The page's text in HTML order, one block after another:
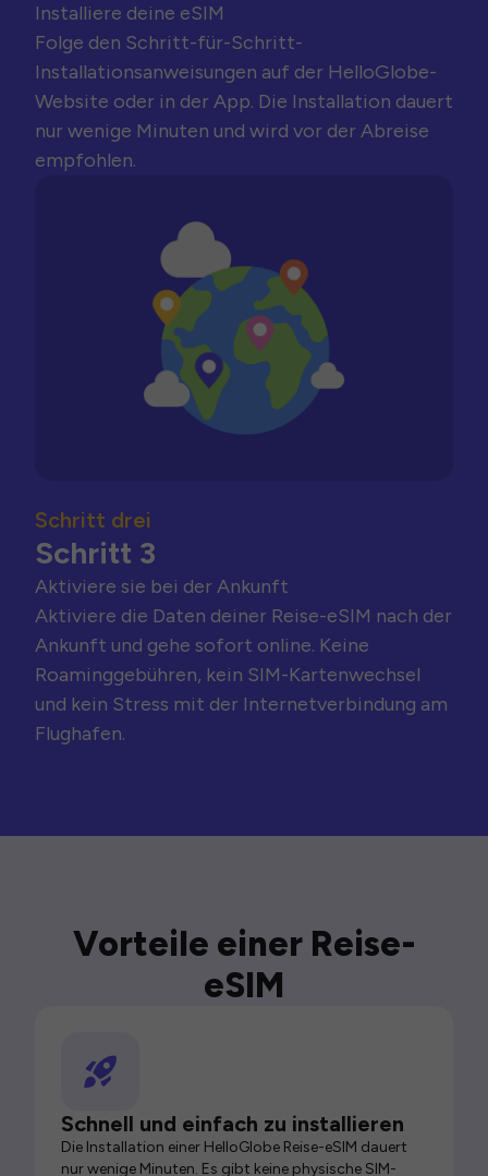
Installiere deine eSIM
Folge den Schritt-für-Schritt-
Installationsanweisungen auf der HelloGlobe-
Website oder in der App. Die Installation dauert
nur wenige Minuten und wird vor der Abreise
empfohlen.
Schritt drei
Schritt 3
Aktiviere sie bei der Ankunft
Aktiviere die Daten deiner Reise-eSIM nach der
Ankunft und gehe sofort online. Keine
Roaminggebühren, kein SIM-Kartenwechsel
und kein Stress mit der Internetverbindung am
Flughafen.
Vorteile einer Reise-
eSIM
Schnell und einfach zu installieren
Die Installation einer HelloGlobe Reise-eSIM dauert
nur wenige Minuten. Es gibt keine physische SIM-